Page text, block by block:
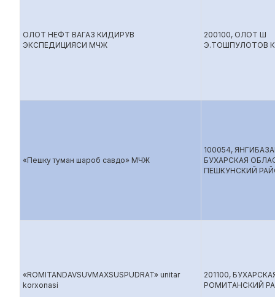
ОЛОТ НЕФТ ВАГАЗ КИДИРУВ
ЭКСПЕДИЦИЯСИ МЧЖ
200100, ОЛОТ Ш
Э.ТОШПУЛОТОВ
«Пешку туман шароб савдо» МЧЖ
100054,
БУХАРСКАЯ
ПЕШКУНСКИЙ
«ROMITANDAVSUVMAXSUSPUDRAT» unitar
korxonasi
201100,
РОМИТАНСКИЙ